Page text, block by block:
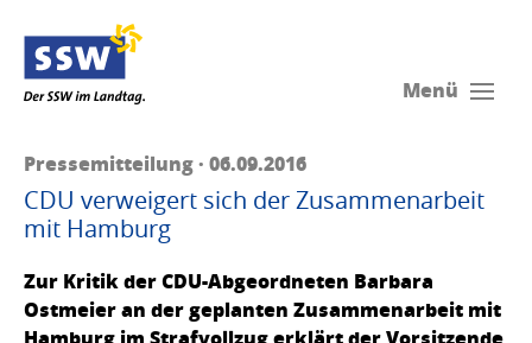
Menü
Pressemitteilung · 06.09.2016
CDU verweigert sich der Zusammenarbeit
mit Hamburg
Zur Kritik der CDU-Abgeordneten Barbara
Ostmeier an der geplanten Zusammenarbeit mit